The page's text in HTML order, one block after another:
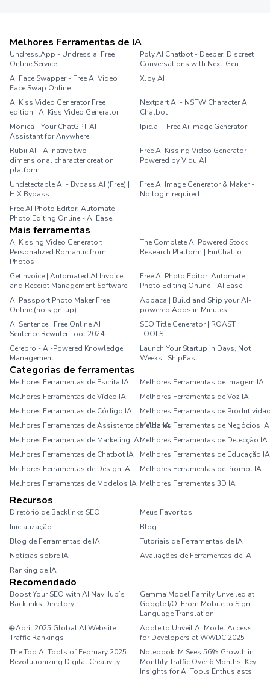
Melhores Ferramentas de IA
Undress.App - Undress ai Free
Online Service
Poly.AI Chatbot - Deeper, Discreet
Conversations with Next-Gen
AI Face Swapper - Free AI Video
Face Swap Online
XJoy AI
AI Kiss Video Generator Free
edition | AI Kiss Video Generator
Nextpart AI - NSFW Character AI
Chatbot
Monica - Your ChatGPT AI
Assistant for Anywhere
Ipic.ai - Free Ai Image Generator
Rubii AI - AI native two-
dimensional character creation
platform
Free AI Kissing Video Generator -
Powered by Vidu AI
Undetectable AI - Bypass AI (Free) |
HIX Bypass
Free AI Image Generator & Maker -
No login required
Free AI Photo Editor: Automate
Photo Editing Online - AI Ease
Mais ferramentas
AI Kissing Video Generator:
Personalized Romantic from
Photos
The Complete AI Powered Stock
Research Platform | FinChat.io
GetInvoice | Automated AI Invoice
and Receipt Management Software
Free AI Photo Editor: Automate
Photo Editing Online - AI Ease
AI Passport Photo Maker Free
Online (no sign-up)
Appaca | Build and Ship your AI-
powered Apps in Minutes
AI Sentence | Free Online AI
Sentence Rewriter Tool 2024
SEO Title Generator | ROAST
TOOLS
Cerebro - AI-Powered Knowledge
Management
Launch Your Startup in Days, Not
Weeks | ShipFast
Categorias de ferramentas
Melhores Ferramentas de Escrita IA
Melhores Ferramentas de Imagem IA
Melhores Ferramentas de Vídeo IA
Melhores Ferramentas de Voz IA
Melhores Ferramentas de Código IA
Melhores Ferramentas de
Melhores Ferramentas de Assistente de Vida IAMelhores Ferramentas de Negócios IA
Melhores Ferramentas de Marketing IAMelhores Ferramentas de Detecção IA
Melhores Ferramentas de Chatbot IA
Melhores Ferramentas de Educação IA
Melhores Ferramentas de Design IA
Melhores Ferramentas de Prompt IA
Melhores Ferramentas de Modelos IA Melhores Ferramentas 3D IA
Recursos
Diretório de Backlinks SEO
Meus Favoritos
Inicialização
Blog
Blog de Ferramentas de IA
Tutoriais de Ferramentas de IA
Notícias sobre IA
Avaliações de Ferramentas de IA
Ranking de IA
Recomendado
Boost Your SEO with AI NavHub’s
Backlinks Directory
Gemma Model Family Unveiled at
Google I/O: From Mobile to Sign
Language Translation
🌐 April 2025 Global AI Website
Traffic Rankings
Apple to Unveil AI Model Access
for Developers at WWDC 2025
The Top AI Tools of February 2025:
Revolutionizing Digital Creativity
NotebookLM Sees 56% Growth in
Monthly Traffic Over 6 Months: Key
Insights for AI Tools Enthusiasts